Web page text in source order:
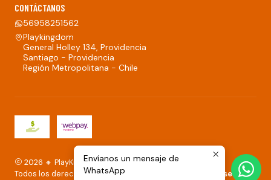
CONTÁCTANOS
56958251562
Playkingdom
General Holley 134, Providencia
Santiago - Providencia
Región Metropolitana - Chile
2026 🔸 PlayKingdom.
Todos los derechos reservados.
Desarrollado por Jumpseller.
Envíanos un mensaje de
WhatsApp